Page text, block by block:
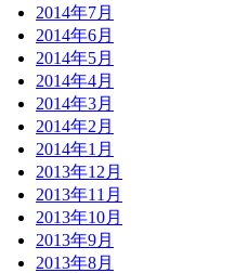
2014年7月
2014年6月
2014年5月
2014年4月
2014年3月
2014年2月
2014年1月
2013年12月
2013年11月
2013年10月
2013年9月
2013年8月